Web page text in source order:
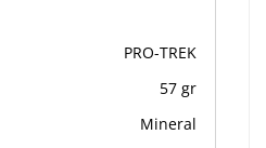
PRO-TREK
57 gr
Mineral